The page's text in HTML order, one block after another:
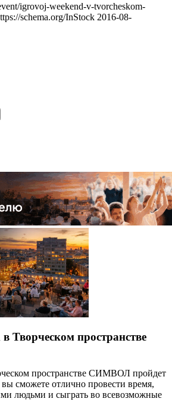
igrovoj-weekend-v-tvorcheskom-
schema.org/InStock 2016-08-
Творческом пространстве
пространстве СИМВОЛ пройдет
сможете отлично провести время,
людьми и сыграть во всевозможные